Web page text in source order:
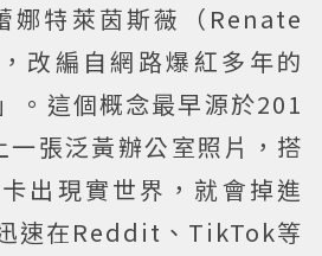
娜特萊茵斯薇（Renate
改編自網路爆紅多年的
。這個概念最早源於201
張泛黃辦公室照片，搭
出現實世界，就會掉進
速在Reddit、TikTok等